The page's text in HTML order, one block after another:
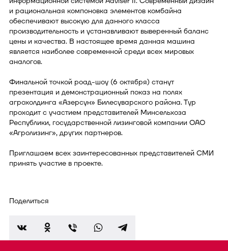
и рациональная компоновка элементов комбайна
обеспечивают высокую для данного класса
производительность и устанавливают выверенный баланс
цены и качества. В настоящее время данная машина
является наиболее современной среди всех мировых
аналогов.
Финальной точкой роад-шоу (6 октября) станут
презентация и демонстрационный показ на полях
агрохолдинга «Азерсун» Билесуварского района. Тур
проходит с участием представителей Минсельхоза
Республики, государственной лизинговой компании ОАО
«Агролизинг», других партнеров.
Приглашаем всех заинтересованных представителей СМИ
принять участие в проекте.
Поделиться